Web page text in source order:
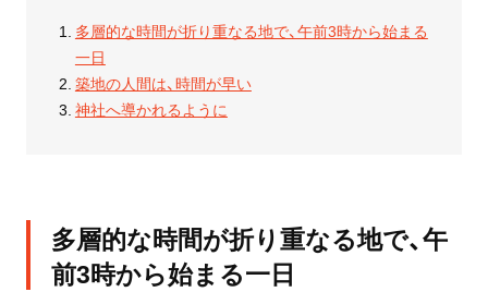
多層的な時間が折り重なる地で、午前3時から始まる
一日
築地の人間は、時間が早い
神社へ導かれるように
多層的な時間が折り重なる地で、午
前3時から始まる一日